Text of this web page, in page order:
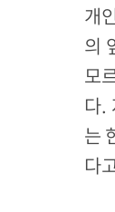
개
의
모
다.
는
다